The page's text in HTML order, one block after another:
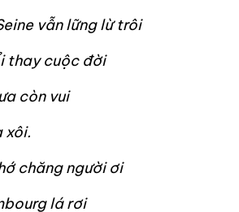
vẫn lững lừ trôi
thay cuộc đời
còn vui
xôi.
chăng người ơi
lá rơi